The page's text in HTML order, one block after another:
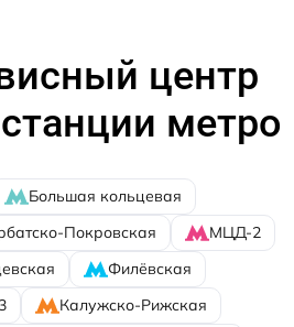
центр
метро
Большая кольцевая
Покровская
МЦД-2
Филёвская
Калужско-Рижская